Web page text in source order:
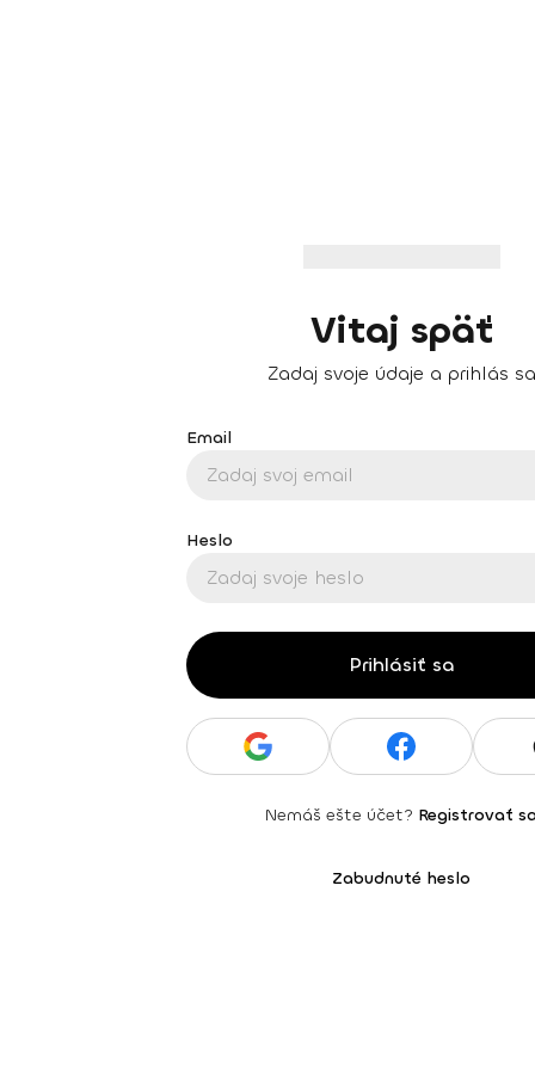
Vitaj späť
Zadaj svoje údaje a prihlás sa
Email
Heslo
Prihlásiť sa
Nemáš ešte účet? Registrovať
Zabudnuté heslo